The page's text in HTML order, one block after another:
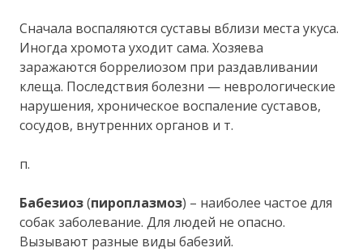
Сначала воспаляются суставы вблизи места укуса.
Иногда хромота уходит сама. Хозяева
заражаются боррелиозом при раздавливании
клеща. Последствия болезни — неврологические
нарушения, хроническое воспаление суставов,
сосудов, внутренних органов и т.
п.
Бабезиоз(пироплазмоз) – наиболее частое для
собак заболевание. Для людей не опасно.
Вызывают разные виды бабезий.